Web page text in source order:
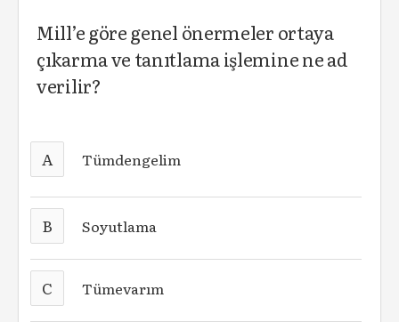
Mill’e göre genel önermeler ortaya
çıkarma ve tanıtlama işlemine ne ad
verilir?
A Tümdengelim
B Soyutlama
C Tümevarım